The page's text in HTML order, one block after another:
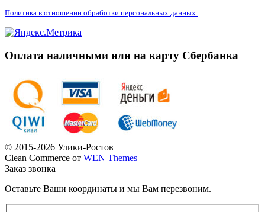
Политика в отношении обработки персональных данных.
Оплата наличными или на карту Сбербанка
© 2015-2026 Улики-Ростов
Clean Commerce от WEN Themes
Заказ звонка
Оставьте Ваши координаты и мы Вам перезвоним.